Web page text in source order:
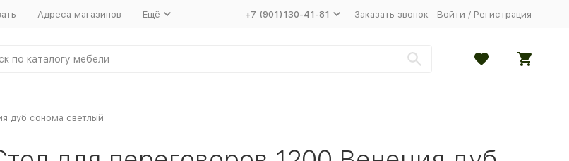
Адреса магазинов Ещё +7 (901)130-41-81 Заказать звонок Войти / Регистрация
дуб сонома светлый